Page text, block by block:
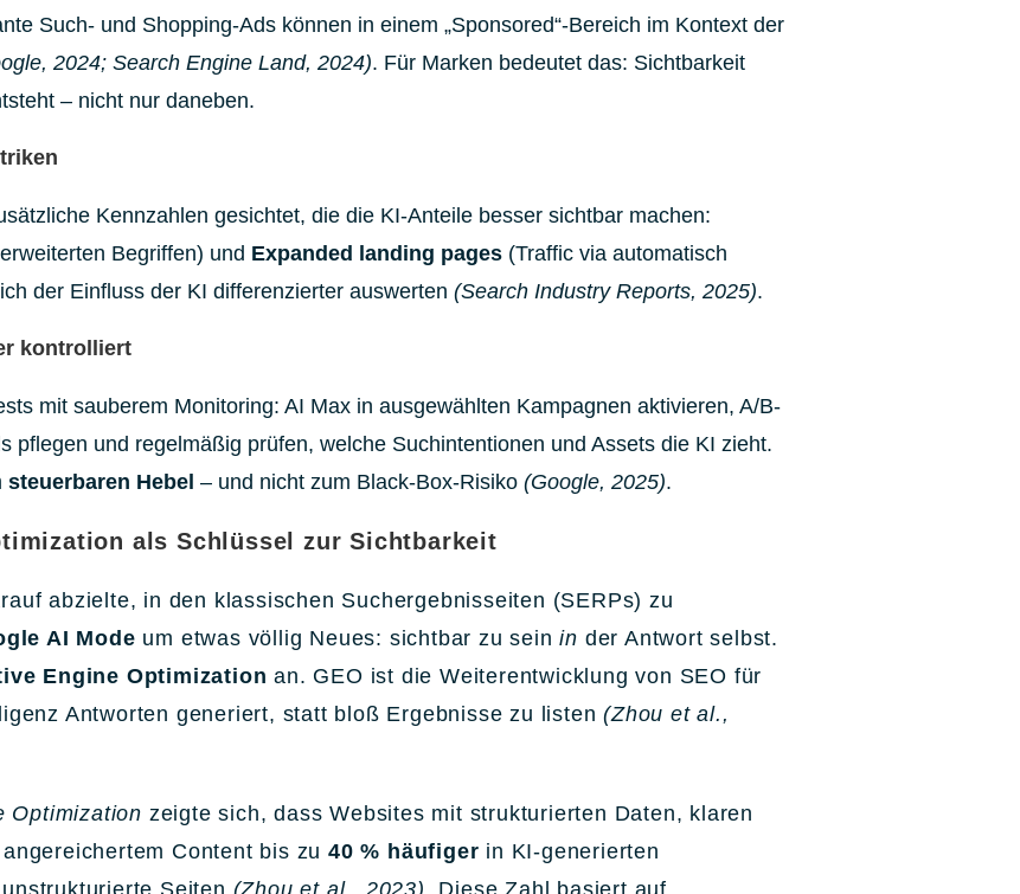
Such- und Shopping-Ads können in einem „Sponsored“-Bereich im Kontext der
2024; Search Engine Land, 2024). Für Marken bedeutet das: Sichtbarkeit
– nicht nur daneben.
Kennzahlen gesichtet, die die KI-Anteile besser sichtbar machen:
Begriffen) und Expanded landing pages (Traffic via automatisch
der Einfluss der KI differenzierter auswerten (Search Industry Reports, 2025).
kontrolliert
mit sauberem Monitoring: AI Max in ausgewählten Kampagnen aktivieren, A/B-
pflegen und regelmäßig prüfen, welche Suchintentionen und Assets die KI zieht.
steuerbaren Hebel – und nicht zum Black-Box-Risiko (Google, 2025).
als Schlüssel zur Sichtbarkeit
abzielte, in den klassischen Suchergebnisseiten (SERPs) zu
AI Mode um etwas völlig Neues: sichtbar zu seinin der Antwort selbst.
Engine Optimization an. GEO ist die Weiterentwicklung von SEO für
Antworten generiert, statt bloß Ergebnisse zu listen(Zhou et al.,
Optimization zeigte sich, dass Websites mit strukturierten Daten, klaren
Content bis zu 40 % häufiger in KI-generierten
Seiten (Zhou et al., 2023) . Diese Zahl basiert auf